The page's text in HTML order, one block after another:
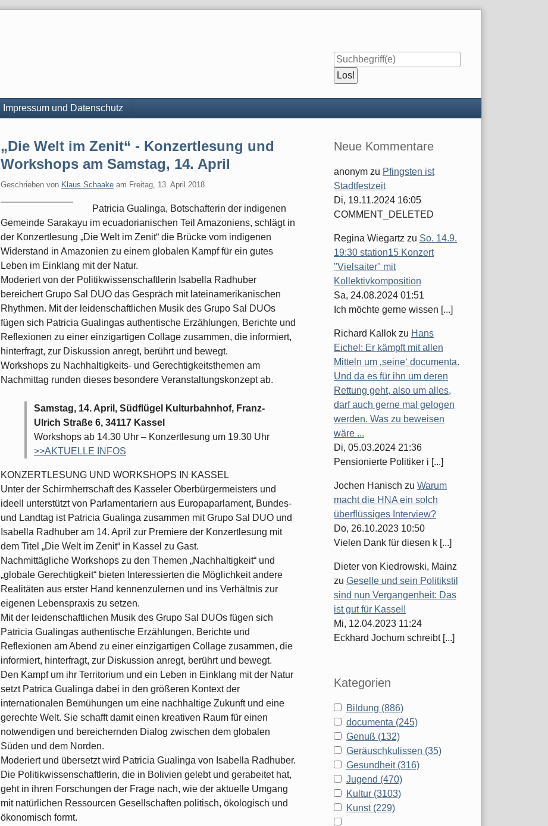
Impressum und Datenschutz
„Die Welt im Zenit“ - Konzertlesung und
Workshops am Samstag, 14. April
Geschrieben von Klaus Schaake am Freitag, 13. April 2018
Patricia Gualinga, Botschafterin der indigenen
Gemeinde Sarakayu im ecuadorianischen Teil Amazoniens, schlägt in
der Konzertlesung „Die Welt im Zenit“ die Brücke vom indigenen
Widerstand in Amazonien zu einem globalen Kampf für ein gutes
Leben im Einklang mit der Natur.
Moderiert von der Politikwissenschaftlerin Isabella Radhuber
bereichert Grupo Sal DUO das Gespräch mit lateinamerikanischen
Rhythmen. Mit der leidenschaftlichen Musik des Grupo Sal DUOs
fügen sich Patricia Gualingas authentische Erzählungen, Berichte und
Reflexionen zu einer einzigartigen Collage zusammen, die informiert,
hinterfragt, zur Diskussion anregt, berührt und bewegt.
Workshops zu Nachhaltigkeits- und Gerechtigkeitsthemen am
Nachmittag runden dieses besondere Veranstaltungskonzept ab.
Samstag, 14. April, Südflügel Kulturbahnhof, Franz-
Ulrich Straße 6, 34117 Kassel
Workshops ab 14.30 Uhr – Konzertlesung um 19.30 Uhr
>>AKTUELLE INFOS
KONZERTLESUNG UND WORKSHOPS IN KASSEL
Unter der Schirmherrschaft des Kasseler Oberbürgermeisters und
ideell unterstützt von Parlamentariern aus Europaparlament, Bundes-
und Landtag ist Patricia Gualinga zusammen mit Grupo Sal DUO und
Isabella Radhuber am 14. April zur Premiere der Konzertlesung mit
dem Titel „Die Welt im Zenit“ in Kassel zu Gast.
Nachmittägliche Workshops zu den Themen „Nachhaltigkeit“ und
„globale Gerechtigkeit“ bieten Interessierten die Möglichkeit andere
Realitäten aus erster Hand kennenzulernen und ins Verhältnis zur
eigenen Lebenspraxis zu setzen.
Mit der leidenschaftlichen Musik des Grupo Sal DUOs fügen sich
Patricia Gualingas authentische Erzählungen, Berichte und
Reflexionen am Abend zu einer einzigartigen Collage zusammen, die
informiert, hinterfragt, zur Diskussion anregt, berührt und bewegt.
Den Kampf um ihr Territorium und ein Leben in Einklang mit der Natur
setzt Patrica Gualinga dabei in den größeren Kontext der
internationalen Bemühungen um eine nachhaltige Zukunft und eine
gerechte Welt. Sie schafft damit einen kreativen Raum für einen
notwendigen und bereichernden Dialog zwischen dem globalen
Süden und dem Norden.
Moderiert und übersetzt wird Patricia Gualinga von Isabella Radhuber.
Die Politikwissenschaftlerin, die in Bolivien gelebt und gerabeitet hat,
geht in ihren Forschungen der Frage nach, wie der aktuelle Umgang
mit natürlichen Ressourcen Gesellschaften politisch, ökologisch und
ökonomisch formt.
Seitenleiste
Neue Kommentare
anonym zu Pfingsten ist
Stadtfestzeit
Di, 19.11.2024 16:05
COMMENT_DELETED
Regina Wiegartz zu So. 14.9.
19:30 station15 Konzert
"Vielsaiter" mit
Kollektivkomposition
Sa, 24.08.2024 01:51
Ich möchte gerne wissen [...]
Richard Kallok zu Hans
Eichel: Er kämpft mit allen
Mitteln um ‚seine‘ documenta.
Und da es für ihn um deren
Rettung geht, also um alles,
darf auch gerne mal gelogen
werden. Was zu beweisen
wäre ...
Di, 05.03.2024 21:36
Pensionierte Politiker i [...]
Jochen Hanisch zu Warum
macht die HNA ein solch
überflüssiges Interview?
Do, 26.10.2023 10:50
Vielen Dank für diesen k [...]
Dieter von Kiedrowski, Mainz
zu Geselle und sein Politikstil
sind nun Vergangenheit: Das
ist gut für Kassel!
Mi, 12.04.2023 11:24
Eckhard Jochum schreibt [...]
Kategorien
Bildung (886)
documenta (245)
Genuß (132)
Geräuschkulissen (35)
Gesundheit (316)
Jugend (470)
Kultur (3103)
Kunst (229)